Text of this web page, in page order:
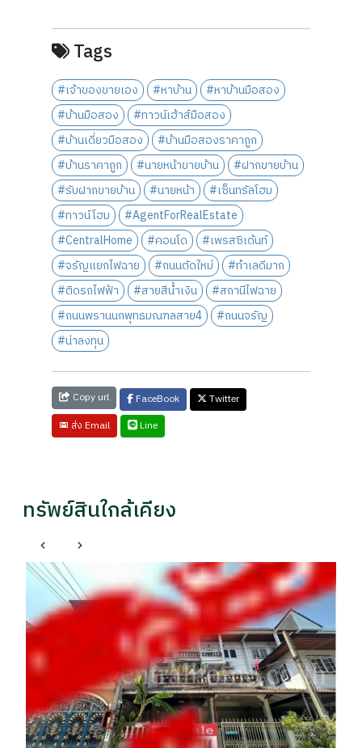
Tags
#เจ้าของขายเอง #หาบ้าน
#หาบ้านมือสอง
#บ้านมือสอง
#ทาวน์เฮ้าส์มือสอง
#บ้านเดี่ยวมือสอง
#บ้านมือสองราคาถูก
#บ้านราคาถูก
#นายหน้าขายบ้าน
#ฝากขายบ้าน
#รับฝากขายบ้าน
#นายหน้า
#เซ็นทรัลโฮม
#ทาวน์โฮม
#AgentForRealEstate
#CentralHome
#คอนโด
#เพรสซิเด้นท์
#จรัญแยกไฟฉาย
#ถนนตัดใหม่
#ทำเลดีมาก
#ติดรถไฟฟ้า
#สายสีน้ำเงิน
#สถานีไฟฉาย
#ถนนพรานนกพุทธมณฑลสาย4
#ถนนจรัญ
#น่าลงทุน
Copy url FaceBook
Twitter
ส่ง Email
Line
ทรัพย์สินใกล้เคียง